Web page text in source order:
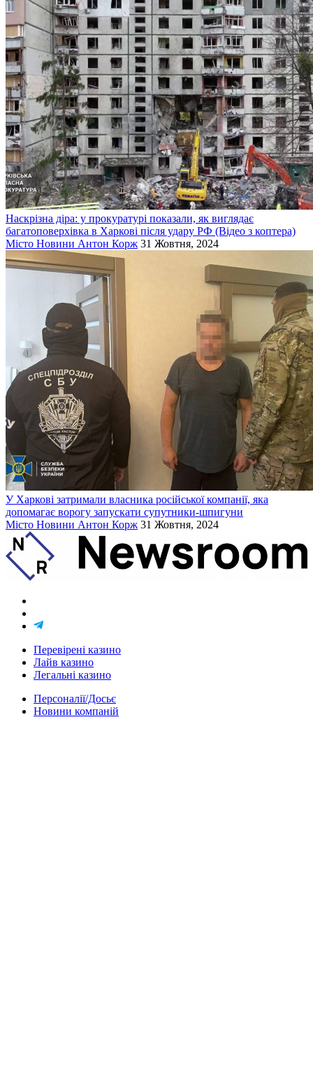
Наскрізна діра: у прокуратурі показали, як виглядає
багатоповерхівка в Харкові після удару РФ (Відео з коптера)
Місто Новини Антон Корж 31 Жовтня, 2024
У Харкові затримали власника російської компанії, яка
допомагає ворогу запускати супутники-шпигуни
Місто Новини Антон Корж 31 Жовтня, 2024
Перевірені казино
Лайв казино
Легальні казино
Персоналії/Досьє
Новини компаній